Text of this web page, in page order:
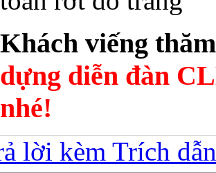
Khách viếng
dựng diễn đàn
nhé!
lời kèm Trích dẫn